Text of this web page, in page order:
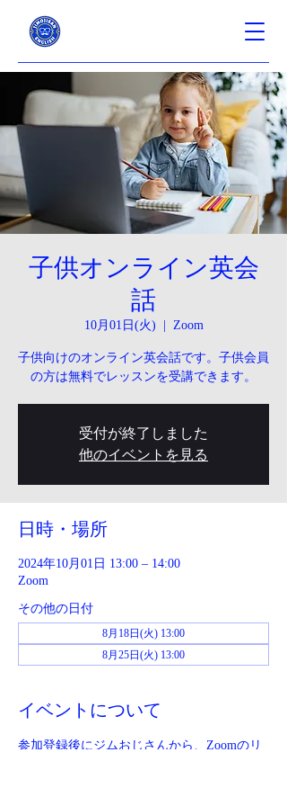
子供オンライン英会
話
10月01日(火) Zoom
子供向けのオンライン英会話です。子供会員
の方は無料でレッスンを受講できます。
受付が終了しました
他のイベントを見る
日時・場所
2024年10月01日 13:00 – 14:00
Zoom
その他の日付
8月18日(火) 13:00
8月25日(火) 13:00
イベントについて
参加登録後にジムおじさんから、Zoomのリ